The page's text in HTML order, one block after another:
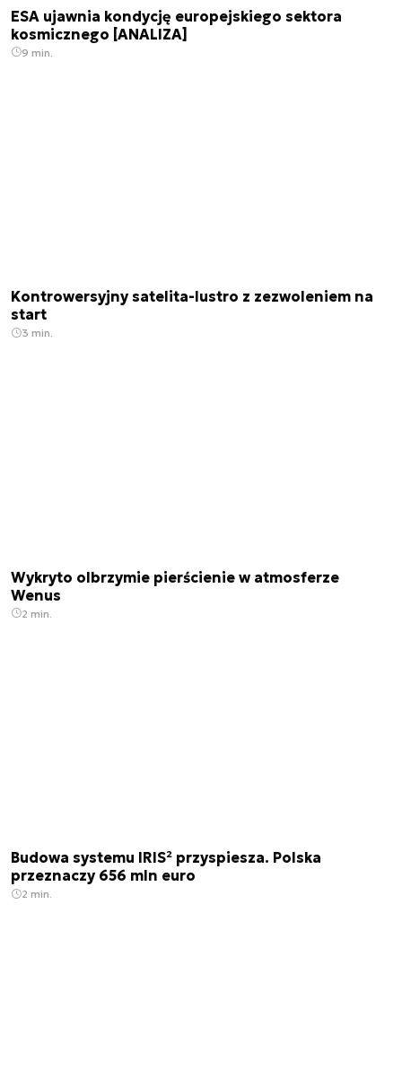
ESA ujawnia kondycję europejskiego sektora
kosmicznego [ANALIZA]
9 min.
Kontrowersyjny satelita-lustro z zezwoleniem na
start
3 min.
Wykryto olbrzymie pierścienie w atmosferze
Wenus
2 min.
Budowa systemu IRIS² przyspiesza. Polska
przeznaczy 656 mln euro
2 min.